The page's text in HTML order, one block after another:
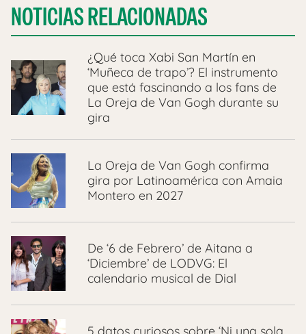
NOTICIAS RELACIONADAS
¿Qué toca Xabi San Martín en
‘Muñeca de trapo’? El instrumento
que está fascinando a los fans de
La Oreja de Van Gogh durante su
gira
La Oreja de Van Gogh confirma
gira por Latinoamérica con Amaia
Montero en 2027
De ‘6 de Febrero’ de Aitana a
‘Diciembre’ de LODVG: El
calendario musical de Dial